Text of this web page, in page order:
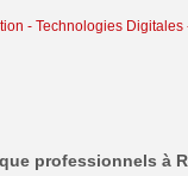
- Technologies Digitales
professionnels à